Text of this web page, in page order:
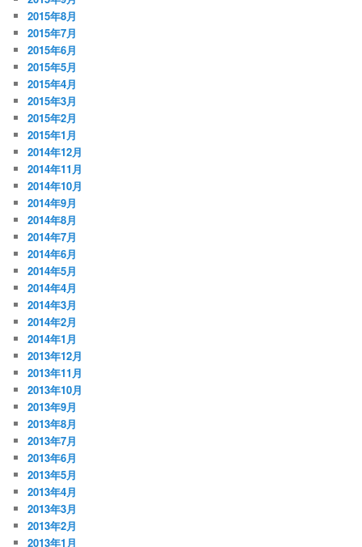
2015年8月
2015年7月
2015年6月
2015年5月
2015年4月
2015年3月
2015年2月
2015年1月
2014年12月
2014年11月
2014年10月
2014年9月
2014年8月
2014年7月
2014年6月
2014年5月
2014年4月
2014年3月
2014年2月
2014年1月
2013年12月
2013年11月
2013年10月
2013年9月
2013年8月
2013年7月
2013年6月
2013年5月
2013年4月
2013年3月
2013年2月
2013年1月